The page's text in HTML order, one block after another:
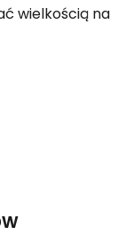
wielkością na